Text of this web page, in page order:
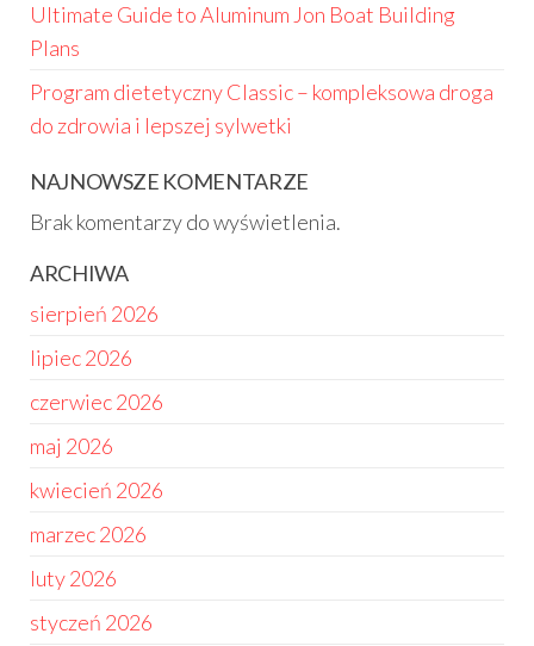
Ultimate Guide to Aluminum Jon Boat Building
Plans
Program dietetyczny Classic – kompleksowa droga
do zdrowia i lepszej sylwetki
NAJNOWSZE KOMENTARZE
Brak komentarzy do wyświetlenia.
ARCHIWA
sierpień 2026
lipiec 2026
czerwiec 2026
maj 2026
kwiecień 2026
marzec 2026
luty 2026
styczeń 2026